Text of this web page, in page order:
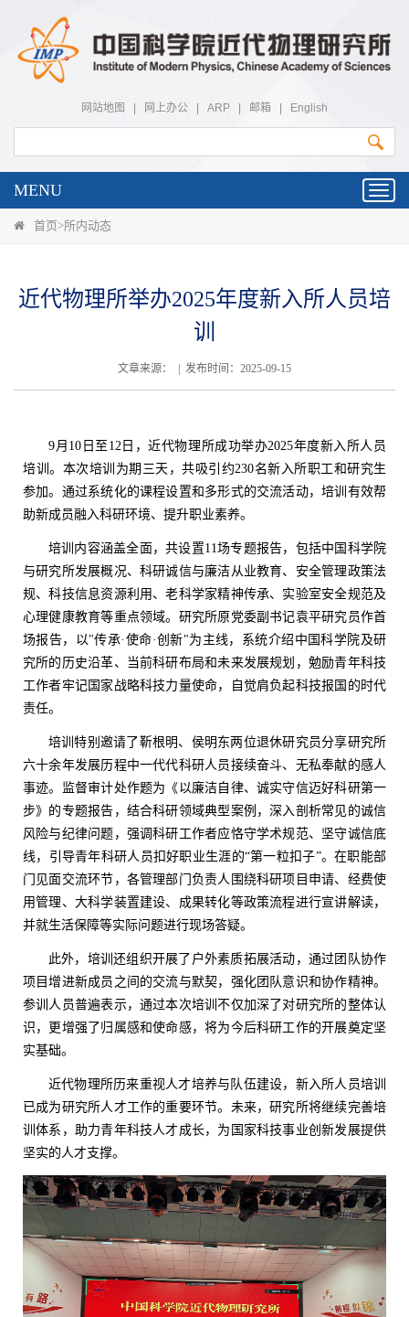
网站地图 网上办公 ARP 邮箱 English
MENU
首页>所内动态
近代物理所举办2025年度新入所人员培
训
文章来源： | 发布时间：2025-09-15
9 月 10 日至 12 日，近代物理所成功举办2025年度新入所人员
培训。本次培训为期三天，共吸引约230名新入所职工和研究生
参加。通过系统化的课程设置和多形式的交流活动，培训有效帮
助新成员融入科研环境、提升职业素养。
培训内容涵盖全面，共设置11场专题报告，包括中国科学院
与研究所发展概况、科研诚信与廉洁从业教育、安全管理政策法
规、科技信息资源利用、老科学家精神传承、实验室安全规范及
心理健康教育等重点领域。研究所原党委副书记袁平研究员作首
场报告，以 "传承· 使命·创新"为主线，系统介绍中国科学院及研
究所的历史沿革、当前科研布局和未来发展规划，勉励青年科技
工作者牢记国家战略科技力量使命，自觉肩负起科技报国的时代
责任。
培训特别邀请了靳根明、侯明东两位退休研究员分享研究所
六十余年发展历程中一代代科研人员接续奋斗、无私奉献的感人
事迹。监督审计处作题为《以廉洁自律、诚实守信迈好科研第一
步》的专题报告，结合科研领域典型案例，深入剖析常见的诚信
风险与纪律问题，强调科研工作者应恪守学术规范、坚守诚信底
线，引导青年科研人员扣好职业生涯的“第一粒扣子”。在职能部
门见面交流环节，各管理部门负责人围绕科研项目申请、经费使
用管理、大科学装置建设、成果转化等政策流程进行宣讲解读，
并就生活保障等实际问题进行现场答疑。
此外，培训还组织开展了户外素质拓展活动，通过团队协作
项目增进新成员之间的交流与默契，强化团队意识和协作精神。
参训人员普遍表示，通过本次培训不仅加深了对研究所的整体认
识，更增强了归属感和使命感，将为今后科研工作的开展奠定坚
实基础。
近代物理所历来重视人才培养与队伍建设，新入所人员培训
已成为研究所人才工作的重要环节。未来，研究所将继续完善培
训体系，助力青年科技人才成长，为国家科技事业创新发展提供
坚实的人才支撑。